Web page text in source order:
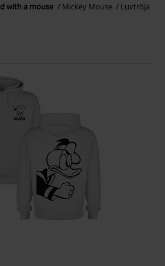
with a mouse Mickey Mouse Luvtröja